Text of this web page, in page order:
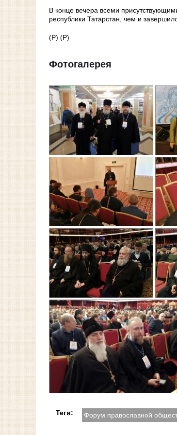
В конце вечера всеми
республики Татарстан, чем и
(Р) (Р)
Фотогалерея
Теги: Форум православной